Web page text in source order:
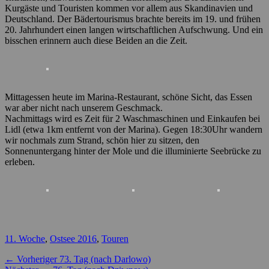
Kurgäste und Touristen kommen vor allem aus Skandinavien und
Deutschland. Der Bädertourismus brachte bereits im 19. und frühen
20. Jahrhundert einen langen wirtschaftlichen Aufschwung. Und ein
bisschen erinnern auch diese Beiden an die Zeit.
Mittagessen heute im Marina-Restaurant, schöne Sicht, das Essen
war aber nicht nach unserem Geschmack.
Nachmittags wird es Zeit für 2 Waschmaschinen und Einkaufen bei
Lidl (etwa 1km entfernt von der Marina). Gegen 18:30Uhr wandern
wir nochmals zum Strand, schön hier zu sitzen, den
Sonnenuntergang hinter der Mole und die illuminierte Seebrücke zu
erleben.
Kategorien
11. Woche, Ostsee 2016, Touren
Beitragsnavigation
← Vorheriger Vorheriger
73. Tag (nach Darlowo)